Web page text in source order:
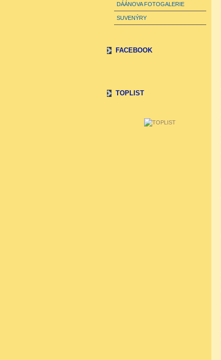
DÁÁNOVA FOTOGALERIE
SUVENÝRY
FACEBOOK
TOPLIST